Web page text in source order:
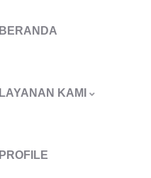
BERANDA
LAYANAN KAMI
PROFILE